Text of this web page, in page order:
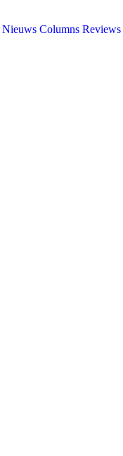
Nieuws Columns Reviews